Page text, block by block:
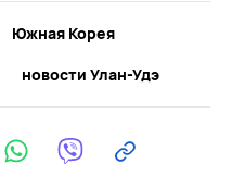
Южная Корея
новости Улан-Удэ